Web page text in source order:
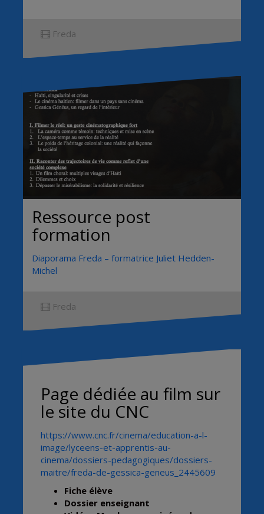
Freda
Ressource post
formation
Diaporama Freda – formatrice Juliet Hedden-
Michel
Freda
Page dédiée au film sur
le site du CNC
https://www.cnc.fr/cinema/education-a-l-
image/lyceens-et-apprentis-au-
cinema/dossiers-pedagogiques/dossiers-
maitre/freda-de-gessica-geneus_2445609
Fiche élève
Dossier enseignant